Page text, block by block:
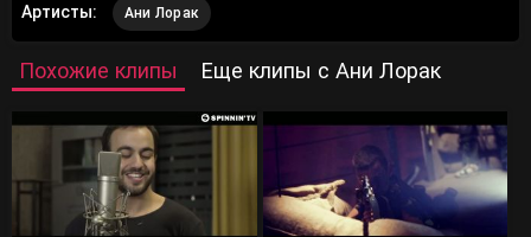
Артисты: Ани Лорак
Похожие клипы Еще клипы с Ани Лорак